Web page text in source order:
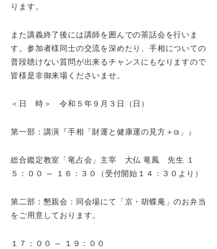
ります。
また講義終了後には講師を囲んでの茶話会を行いま
す。参加者様同士の交流を深めたり、手相についての
普段聴けない質問が出来るチャンスにもなりますので
皆様是非御来場くださいませ。
＜日 時＞ 令和５年９月３日（日）
第一部：講演『手相「財運と健康運の見方＋α」』
総合鑑定教室「竜占会」主宰 大仏 竜鳳 先生 １
５：００ ～ １６：３０（受付開始１４：３０より）
第二部：懇親会：同会場にて「京・胡蝶庵」のお弁当
をご用意しております。
１７：００ ～ １９：００